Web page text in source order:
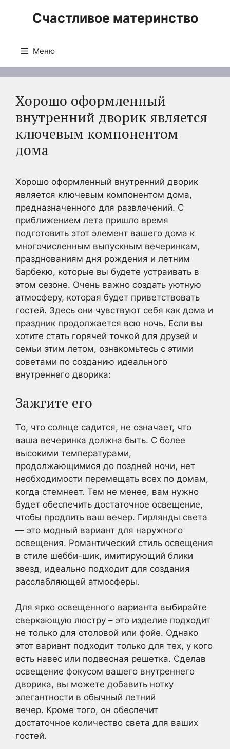
Счастливое материнство
Меню
Хорошо оформленный
внутренний дворик является
ключевым компонентом
дома
Хорошо оформленный внутренний дворик
является ключевым компонентом дома,
предназначенного для развлечений. С
приближением лета пришло время
подготовить этот элемент вашего дома к
многочисленным выпускным вечеринкам,
празднованиям дня рождения и летним
барбекю, которые вы будете устраивать в
этом сезоне. Очень важно создать уютную
атмосферу, которая будет приветствовать
гостей. Здесь они чувствуют себя как дома и
праздник продолжается всю ночь. Если вы
хотите стать горячей точкой для друзей и
семьи этим летом, ознакомьтесь с этими
советами по созданию идеального
внутреннего дворика:
Зажгите его
То, что солнце садится, не означает, что
ваша вечеринка должна быть. С более
высокими температурами,
продолжающимися до поздней ночи, нет
необходимости перемещать всех по домам,
когда стемнеет. Тем не менее, вам нужно
будет обеспечить достаточное освещение,
чтобы продлить ваш вечер. Гирлянды света
— это модный вариант для наружного
освещения. Романтический стиль освещения
в стиле шебби-шик, имитирующий блики
звезд, идеально подходит для создания
расслабляющей атмосферы.
Для ярко освещенного варианта выбирайте
сверкающую люстру – это изделие подходит
не только для столовой или фойе. Однако
этот вариант подходит только для тех, у кого
есть навес или подвесная решетка. Сделав
освещение фокусом вашего внутреннего
дворика, вы можете добавить нотку
элегантности в обычный летний
вечер. Кроме того, он обеспечит
достаточное количество света для ваших
гостей.